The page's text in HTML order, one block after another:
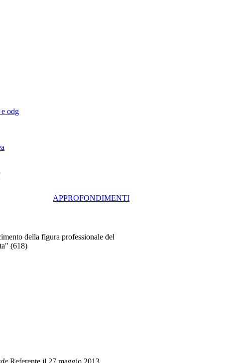
odg
APPROFONDIMENTI
della figura professionale del
(618)
Referente il 27 maggio 2013